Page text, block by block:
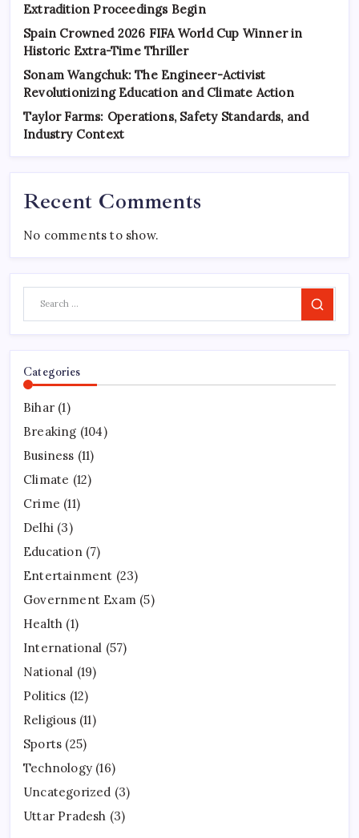
Extradition Proceedings Begin
Spain Crowned 2026 FIFA World Cup Winner in
Historic Extra-Time Thriller
Sonam Wangchuk: The Engineer-Activist
Revolutionizing Education and Climate Action
Taylor Farms: Operations, Safety Standards, and
Industry Context
Recent Comments
No comments to show.
Search
Categories
Bihar (1)
Breaking (104)
Business (11)
Climate (12)
Crime (11)
Delhi (3)
Education(7)
Entertainment (23)
Government Exam (5)
Health (1)
International (57)
National (19)
Politics (12)
Religious(11)
Sports (25)
Technology (16)
Uncategorized (3)
Uttar Pradesh (3)